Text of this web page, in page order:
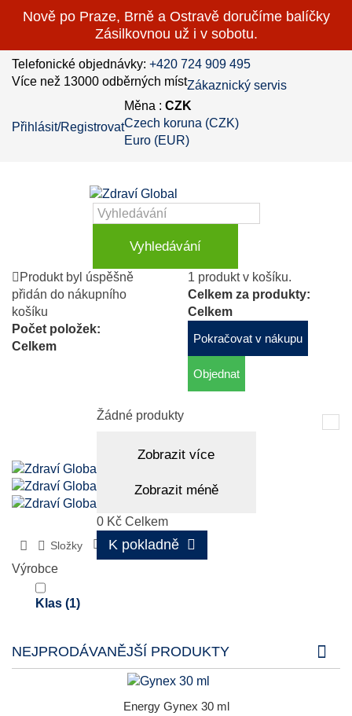
Nově po Praze, Brně a Ostravě doručíme balíčky
Zásilkovnou už i v sobotu.
Telefonické objednávky: +420 724 909 495
Více než 13000 odběrných místZákaznický servis
Přihlásit/Registrovat
Měna : CZK
Czech koruna (CZK)
Euro (EUR)
Vyhledávání
Košík
(prázdný)
Žádné produkty
Zobrazit více
Zobrazit méně
0 Kč Celkem
K pokladně
Produkt byl úspěšně
přidán do nákupního
košíku
Počet položek:
Celkem
1 produkt v košíku.
Celkem za produkty:
Celkem
Pokračovat v nákupu
Objednat
Složky Červená řepa
Výrobce
Klas (1)
NEJPRODÁVANĚJŠÍ PRODUKTY
Energy Gynex 30 ml